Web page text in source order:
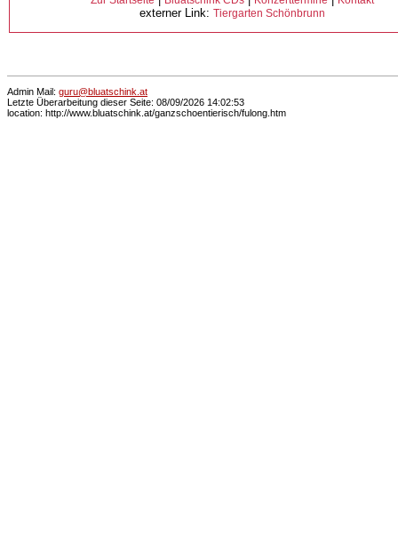
externer Link: Tiergarten Schönbrunn
Admin Mail: guru@bluatschink.at
Letzte Überarbeitung dieser Seite: 08/09/2026 14:02:53
location: http://www.bluatschink.at/ganzschoentierisch/fulong.htm